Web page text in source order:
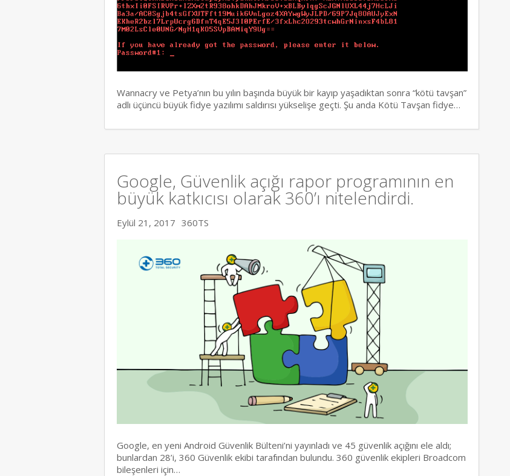
Wannacry ve Petya’nın bu yılın başında büyük bir kayıp yaşadıktan sonra “kötü tavşan”
adlı üçüncü büyük fidye yazılımı saldırısı yükselişe geçti. Şu anda Kötü Tavşan fidye…
Google, Güvenlik açığı rapor programının en
büyük katkıcısı olarak 360’ı nitelendirdi.
Eylül 21, 2017 360TS
Google, en yeni Android Güvenlik Bülteni’ni yayınladı ve 45 güvenlik açığını ele aldı;
bunlardan 28’i, 360 Güvenlik ekibi tarafından bulundu. 360 güvenlik ekipleri Broadcom
bileşenleri için…